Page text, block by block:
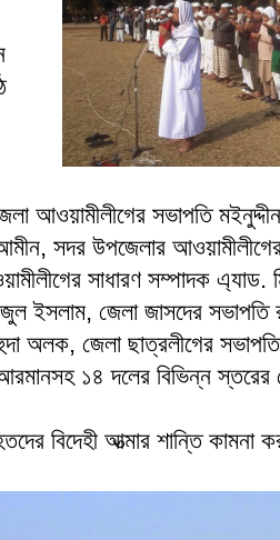
আওয়ামীলীগের সভাপতি
সদর উপজেলার
সাধারণ সম্পাদক এ্যাড.
ইসলাম, জেলা জাসদের
অলক, জেলা ছাত্রলীগের
১৪ দলের বিভিন্ন স্তরের
বিদেহী আত্মার শান্তি কামনা